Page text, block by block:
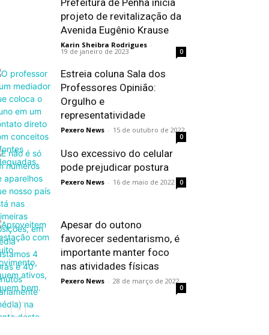
Prefeitura de Penha inicia
projeto de revitalização da
Avenida Eugênio Krause
Karin Sheibra Rodrigues -
19 de janeiro de 2023 0
Estreia coluna Sala dos
Professores Opinião:
Orgulho e
representatividade
Pexero News - 15 de outubro de 2022
0
Uso excessivo do celular
pode prejudicar postura
Pexero News - 16 de maio de 2022 0
Apesar do outono
favorecer sedentarismo, é
importante manter foco
nas atividades físicas
Pexero News - 28 de março de 2022
0